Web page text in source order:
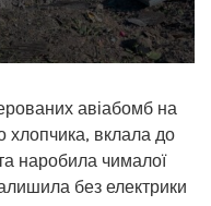
авіабомб на
хлопчика, вклала до
наробила чималої
без електрики